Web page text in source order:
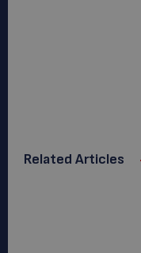
Related Articles